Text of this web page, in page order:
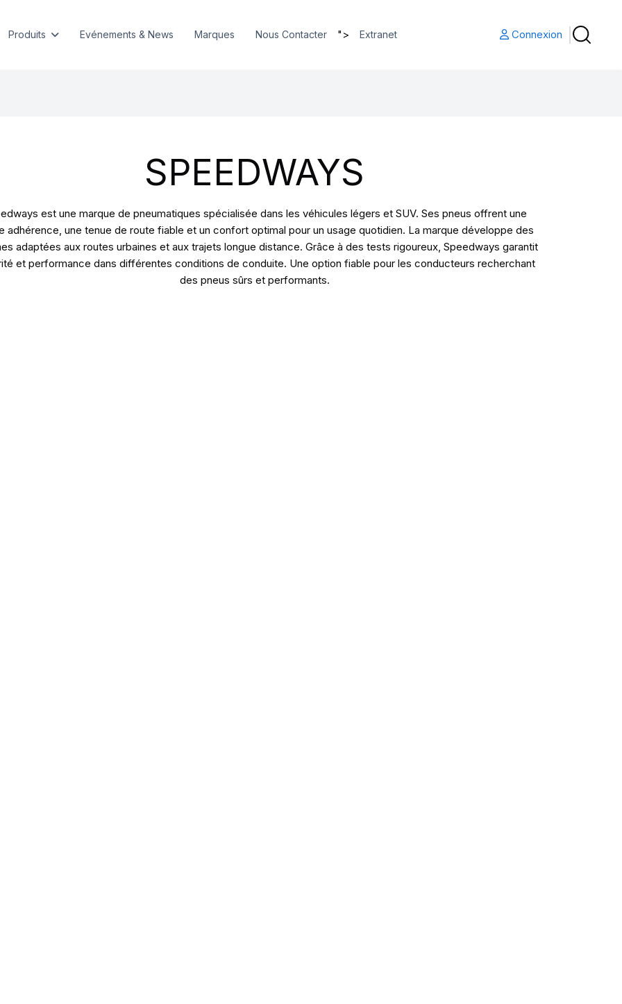
Produits Evénements & News Marques Nous Contacter "> Extranet Connexion
SPEEDWAYS
est une marque de pneumatiques spécialisée dans les véhicules légers et SUV. Ses pneus offrent une
adhérence, une tenue de route fiable et un confort optimal pour un usage quotidien. La marque développe des
adaptées aux routes urbaines et aux trajets longue distance. Grâce à des tests rigoureux, Speedways garantit
et performance dans différentes conditions de conduite. Une option fiable pour les conducteurs recherchant
des pneus sûrs et performants.